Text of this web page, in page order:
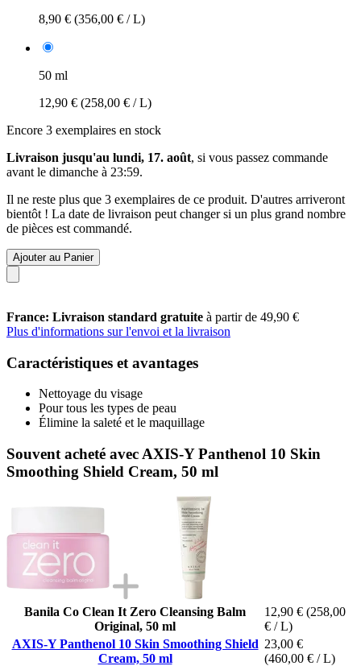
8,90 € (356,00 € / L)
50 ml
12,90 € (258,00 € / L)
Encore 3 exemplaires en stock
Livraison jusqu'au lundi, 17. août, si vous passez commande
avant le dimanche à 23:59.
Il ne reste plus que 3 exemplaires de ce produit. D'autres arriveront
bientôt ! La date de livraison peut changer si un plus grand nombre
de pièces est commandé.
Ajouter au Panier
France: Livraison standard gratuite à partir de 49,90 €
Plus d'informations sur l'envoi et la livraison
Caractéristiques et avantages
Nettoyage du visage
Pour tous les types de peau
Élimine la saleté et le maquillage
Souvent acheté avec AXIS-Y Panthenol 10 Skin
Smoothing Shield Cream, 50 ml
Banila Co Clean It Zero Cleansing Balm
Original, 50 ml
12,90 € (258,00
€ / L)
AXIS-Y Panthenol 10 Skin Smoothing Shield
Cream, 50 ml
23,00 €
(460,00 € / L)